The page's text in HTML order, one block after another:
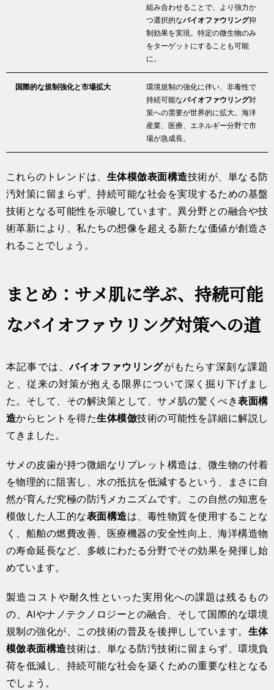
組み合わせることで、より強力か
つ選択的なバイオファウリング抑
制効果を実現。特定の微生物のみ
をターゲットにすることも可能
に。
国際的な規制強化と市場拡大
環境規制の強化に伴い、非毒性で
持続可能なバイオファウリング対
策への需要が世界的に拡大。海洋
産業、医療、エネルギー分野で市
場が急成長。
これらのトレンドは、 生体模倣表面構造技術が、単なる防
汚対策に留まらず、持続可能な社会を実現するための基盤
技術となる可能性を示唆しています。異分野との融合や技
術革新により、私たちの想像を超える新たな価値が創造さ
れることでしょう。
まとめ：サメ肌に学ぶ、持続可能
なバイオファウリング対策への道
本記事では、バイオファウリングがもたらす深刻な課題
と、従来の対策が抱える限界について深く掘り下げまし
た。そして、その解決策として、サメ肌の驚くべき表面構
造からヒントを得た生体模倣技術の可能性を詳細に解説し
てきました。
サメの皮歯が持つ微細なリブレット構造は、微生物の付着
を物理的に阻害し、水の抵抗を低減するという、まさに自
然が育んだ究極の防汚メカニズムです。この自然の知恵を
模倣した人工的な表面構造は、毒性物質を使用することな
く、船舶の燃費改善、医療機器の安全性向上、海洋構造物
の寿命延長など、多岐にわたる分野でその効果を発揮し始
めています。
製造コストや耐久性といった実用化への課題は残るもの
の、AIやナノテクノロジーとの融合、そして国際的な環境
規制の強化が、この技術の普及を後押ししています。 生体
模倣表面構造技術は、単なる防汚技術に留まらず、環境負
荷を低減し、持続可能な社会を築くための重要な柱となる
でしょう。